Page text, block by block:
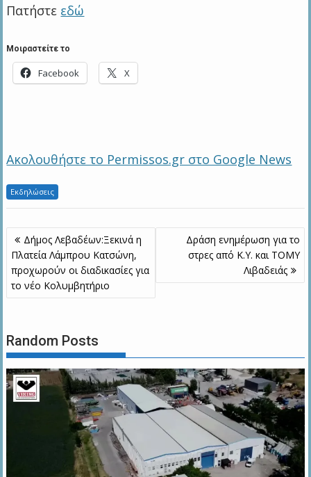
Πατήστε εδώ
Μοιραστείτε το
Facebook X
Ακολουθήστε το Permissos.gr στο Google News
Εκδηλώσεις
Πλοήγηση
άρθρων
Δήμος Λεβαδέων:Ξεκινά η
Πλατεία Λάμπρου Κατσώνη,
προχωρούν οι διαδικασίες για
το νέο Κολυμβητήριο
Δράση ενημέρωση για το
στρες από Κ.Υ. και ΤΟΜΥ
Λιβαδειάς
Random Posts